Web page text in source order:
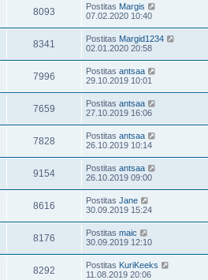
8093 Postitas Margis
07.02.2020 10:40
8341 Postitas Margid1234
02.01.2020 20:58
7996 Postitas antsaa
29.10.2019 10:01
7659 Postitas antsaa
27.10.2019 16:06
7828 Postitas antsaa
26.10.2019 10:14
9154 Postitas antsaa
26.10.2019 09:00
8616 Postitas Jane
30.09.2019 15:24
8176 Postitas maic
30.09.2019 12:10
8292 Postitas KuriKeeks
11.08.2019 20:06